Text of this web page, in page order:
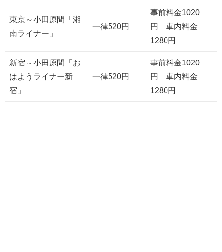
東京～小田原間「湘
南ライナー」
一律520円
事前料金1020
円 車内料金
1280円
新宿～小田原間「お
はようライナー新
宿」
一律520円
事前料金1020
円 車内料金
1280円